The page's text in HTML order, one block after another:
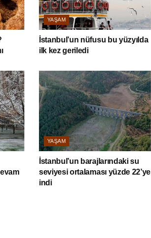
YAŞAM
İstanbul’un nüfusu bu yüzyılda
ilk kez geriledi
YAŞAM
İstanbul’un barajlarındaki su
seviyesi ortalaması yüzde 22’ye
indi